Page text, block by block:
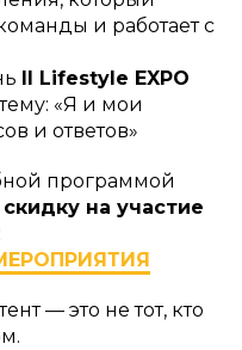
и работает с
II Lifestyle EXPO
«Я и мои
и ответов»
программой
на участие
— это не тот, кто